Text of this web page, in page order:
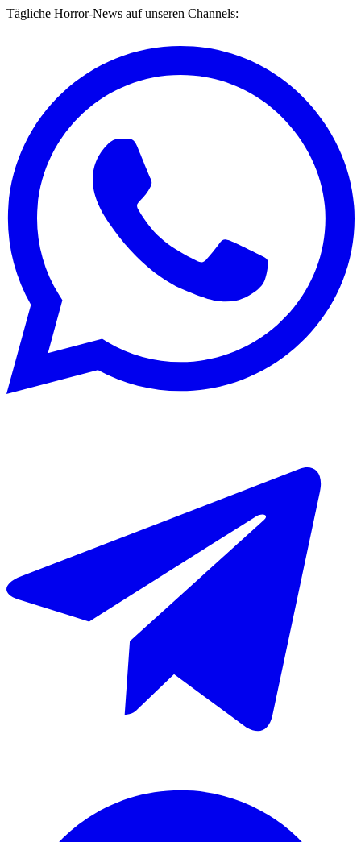
Tägliche Horror-News auf unseren Channels: